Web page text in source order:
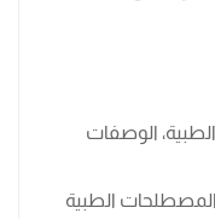
الوصفات
والمصطلحات الطبية